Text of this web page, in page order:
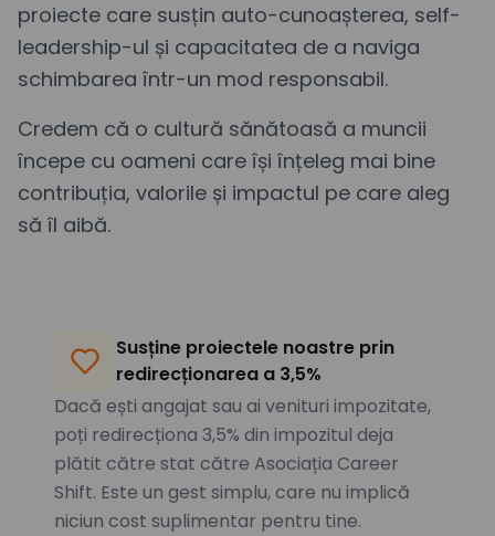
proiecte care susțin auto-cunoașterea, self-
leadership-ul și capacitatea de a naviga
schimbarea într-un mod responsabil.
Credem că o cultură sănătoasă a muncii
începe cu oameni care își înțeleg mai bine
contribuția, valorile și impactul pe care aleg
să îl aibă.
Susține proiectele noastre prin
redirecționarea a 3,5%
Dacă ești angajat sau ai venituri impozitate,
poți redirecționa 3,5% din impozitul deja
plătit către stat către Asociația Career
Shift. Este un gest simplu, care nu implică
niciun cost suplimentar pentru tine.